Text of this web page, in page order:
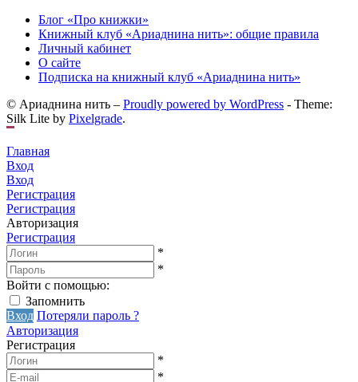
Блог «Про книжки»
Книжный клуб «Ариаднина нить»: общие правила
Личный кабинет
О сайте
Подписка на книжный клуб «Ариаднина нить»
© Ариаднина нить – Proudly powered by WordPress - Theme:
Silk Lite by Pixelgrade.
Главная
Вход
Вход
Регистрация
Регистрация
Авторизация
Регистрация
*
*
Войти с помощью:
Запомнить
Вход Потеряли пароль ?
Авторизация
Регистрация
*
*